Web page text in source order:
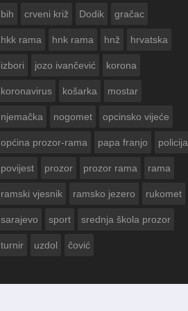
bih crveni križ Dodik gračac
hkk rama hnk rama hnž hrvatska
izbori jozo ivančević korona
koronavirus košarka mostar
njemačka nogomet opcinsko vijeće
općina prozor-rama papa franjo policija
povijest prozor prozor rama rama
ramski vjesnik ramsko jezero rukomet
sarajevo sport srednja škola prozor
turnir uzdol čović